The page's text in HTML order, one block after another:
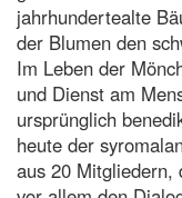
jahrhundertealte
der Blumen den
Im Leben der
und Dienst am
ursprünglich
heute der
aus 20 Mitgliedern,